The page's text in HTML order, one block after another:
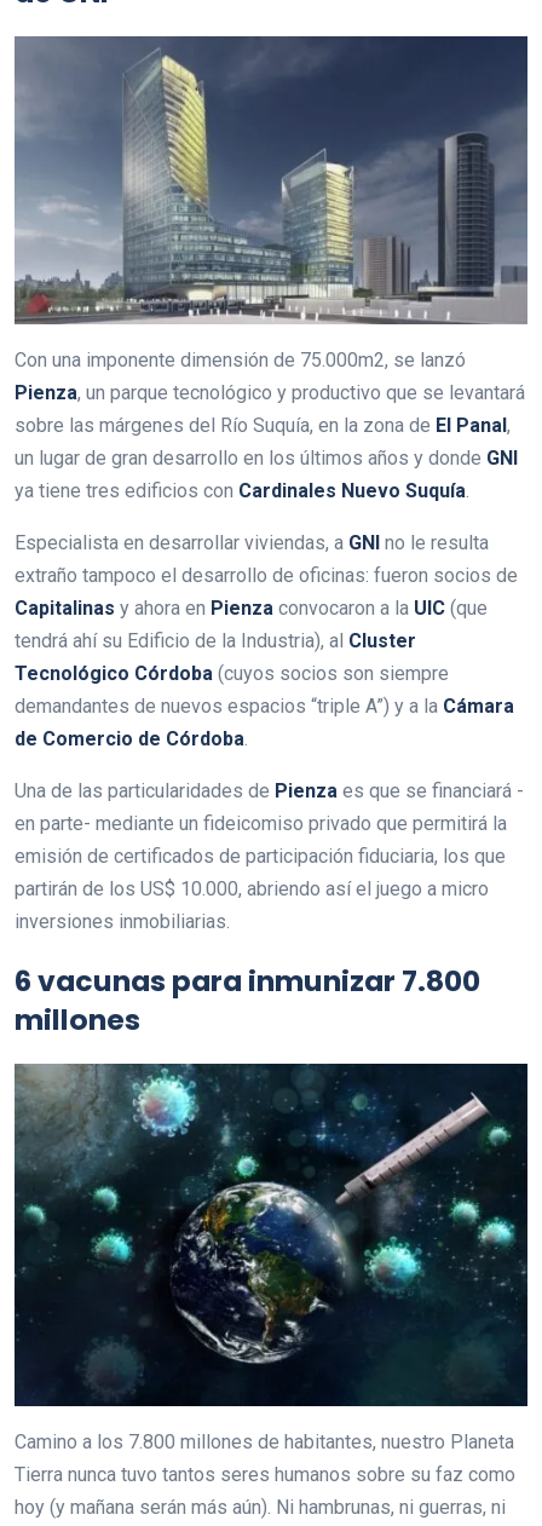
Con una imponente dimensión de 75.000m2, se lanzó
Pienza, un parque tecnológico y productivo que se levantará
sobre las márgenes del Río Suquía, en la zona de El Panal,
un lugar de gran desarrollo en los últimos años y donde GNI
ya tiene tres edificios con Cardinales Nuevo Suquía.
Especialista en desarrollar viviendas, a GNI no le resulta
extraño tampoco el desarrollo de oficinas: fueron socios de
Capitalinas y ahora en Pienza convocaron a la UIC (que
tendrá ahí su Edificio de la Industria), al Cluster
Tecnológico Córdoba (cuyos socios son siempre
demandantes de nuevos espacios “triple A”) y a la Cámara
de Comercio de Córdoba.
Una de las particularidades de Pienza es que se financiará -
en parte- mediante un fideicomiso privado que permitirá la
emisión de certificados de participación fiduciaria, los que
partirán de los US$ 10.000, abriendo así el juego a micro
inversiones inmobiliarias.
6 vacunas para inmunizar 7.800
millones
Camino a los 7.800 millones de habitantes, nuestro Planeta
Tierra nunca tuvo tantos seres humanos sobre su faz como
hoy (y mañana serán más aún). Ni hambrunas, ni guerras, ni